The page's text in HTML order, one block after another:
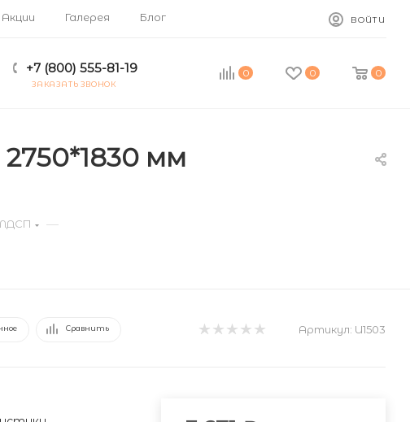
Акции Галерея Блог ВОЙТИ
+7 (800) 555-81-19
ЗАКАЗАТЬ ЗВОНОК
0 0 0
мм
—
Сравнить Артикул: U1503